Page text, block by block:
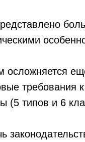
осложняется
требования
(5 типов и 6